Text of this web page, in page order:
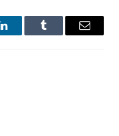
LinkedInTumblr Email